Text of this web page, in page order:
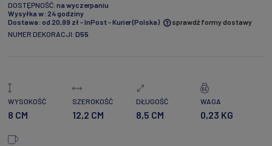
DOSTĘPNOŚĆ: na wyczerpaniu
Wysyłka w: 24 godziny
Dostawa: od 20,99 zł- InPost - Kurier(Polska)
Cena nie zawiera ewentualnych kosztów płatności
sprawdź formy dostawy
NUMER DEKORACJI: D55
WYSOKOŚĆ
8 CM
SZEROKOŚĆ
12,2 CM
DŁUGOŚĆ
8,5 CM
WAGA
0,23 KG